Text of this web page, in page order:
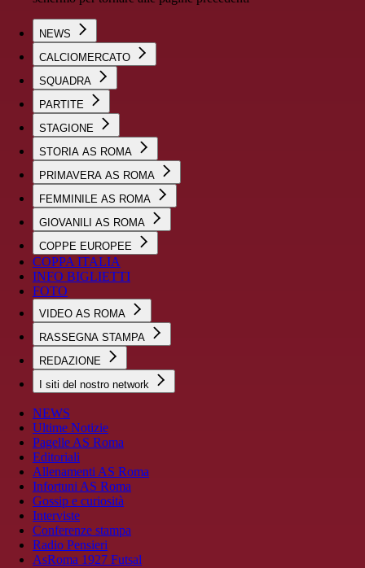
NEWS
CALCIOMERCATO
SQUADRA
PARTITE
STAGIONE
STORIA AS ROMA
PRIMAVERA AS ROMA
FEMMINILE AS ROMA
GIOVANILI AS ROMA
COPPE EUROPEE
COPPA ITALIA
INFO BIGLIETTI
FOTO
VIDEO AS ROMA
RASSEGNA STAMPA
REDAZIONE
I siti del nostro network
NEWS
Ultime Notizie
Pagelle AS Roma
Editoriali
Allenamenti AS Roma
Infortuni AS Roma
Gossip e curiosità
Interviste
Conferenze stampa
Radio Pensieri
AsRoma 1927 Futsal